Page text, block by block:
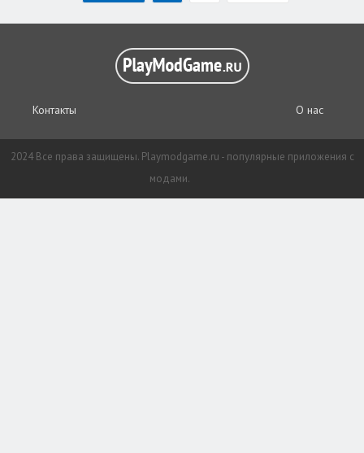
Контакты О нас
2024 Все права защищены. Playmodgame.ru - популярные приложения с
модами.